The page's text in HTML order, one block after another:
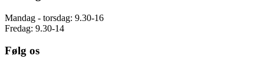
Mandag - torsdag: 9.30-16
Fredag: 9.30-14
Følg os